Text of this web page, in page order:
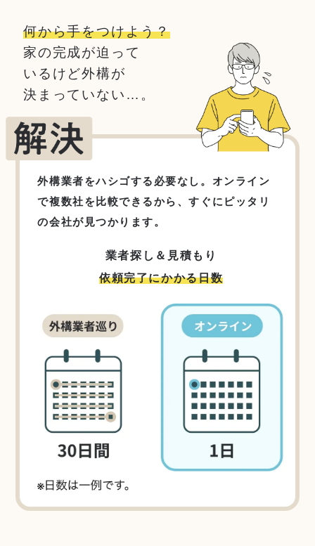
何から手をつけよう？
家の完成が迫って
いるけど外構が
決まっていない…。
外構業者をハシゴする必要なし。オンライン
で複数社を比較できるから、すぐにピッタリ
の会社が見つかります。
業者探し＆見積もり
依頼完了にかかる日数